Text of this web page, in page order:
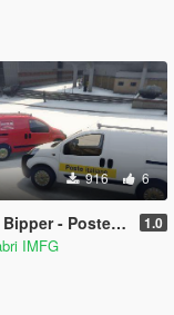
916 6
- Poste Italiane/Bartolini 1.0
IMFG